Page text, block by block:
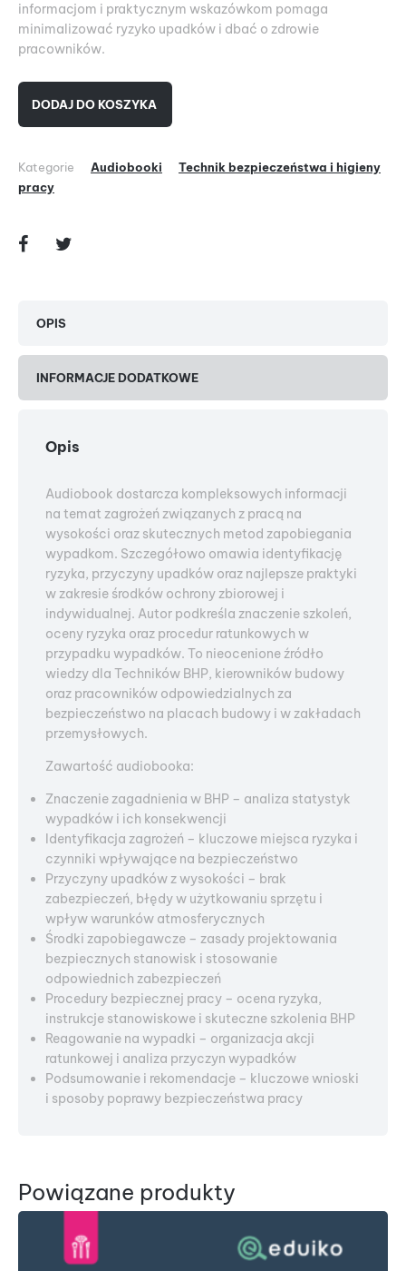
informacjom i praktycznym wskazówkom pomaga
minimalizować ryzyko upadków i dbać o zdrowie
pracowników.
DODAJ DO KOSZYKA
Kategorie Audiobooki
Technik bezpieczeństwa i higieny
pracy
OPIS
INFORMACJE DODATKOWE
Opis
Audiobook dostarcza kompleksowych informacji
na temat zagrożeń związanych z pracą na
wysokości oraz skutecznych metod zapobiegania
wypadkom. Szczegółowo omawia identyfikację
ryzyka, przyczyny upadków oraz najlepsze praktyki
w zakresie środków ochrony zbiorowej i
indywidualnej. Autor podkreśla znaczenie szkoleń,
oceny ryzyka oraz procedur ratunkowych w
przypadku wypadków. To nieocenione źródło
wiedzy dla Techników BHP, kierowników budowy
oraz pracowników odpowiedzialnych za
bezpieczeństwo na placach budowy i w zakładach
przemysłowych.
Zawartość audiobooka:
Znaczenie zagadnienia w BHP – analiza statystyk
wypadków i ich konsekwencji
Identyfikacja zagrożeń – kluczowe miejsca ryzyka i
czynniki wpływające na bezpieczeństwo
Przyczyny upadków z wysokości – brak
zabezpieczeń, błędy w użytkowaniu sprzętu i
wpływ warunków atmosferycznych
Środki zapobiegawcze – zasady projektowania
bezpiecznych stanowisk i stosowanie
odpowiednich zabezpieczeń
Procedury bezpiecznej pracy – ocena ryzyka,
instrukcje stanowiskowe i skuteczne szkolenia BHP
Reagowanie na wypadki – organizacja akcji
ratunkowej i analiza przyczyn wypadków
Podsumowanie i rekomendacje – kluczowe wnioski
i sposoby poprawy bezpieczeństwa pracy
Powiązane produkty